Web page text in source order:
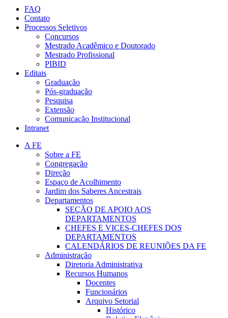
FAQ
Contato
Processos Seletivos
Concursos
Mestrado Acadêmico e Doutorado
Mestrado Profissional
PIBID
Editais
Graduação
Pós-graduação
Pesquisa
Extensão
Comunicação Institucional
Intranet
A FE
Sobre a FE
Congregação
Direção
Espaço de Acolhimento
Jardim dos Saberes Ancestrais
Departamentos
SEÇÃO DE APOIO AOS
DEPARTAMENTOS
CHEFES E VICES-CHEFES DOS
DEPARTAMENTOS
CALENDÁRIOS DE REUNIÕES DA FE
Administração
Diretoria Administrativa
Recursos Humanos
Docentes
Funcionários
Arquivo Setorial
Histórico